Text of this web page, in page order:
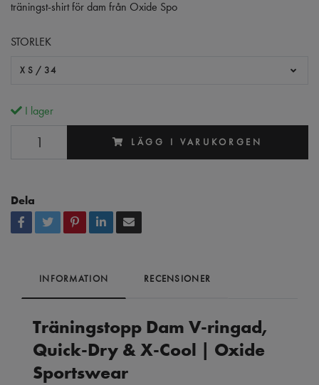
träningst-shirt för dam från Oxide Spo
STORLEK
XS/34
I lager
LÄGG I VARUKORGEN
Dela
INFORMATION RECENSIONER
Träningstopp Dam V-ringad,
Quick-Dry & X-Cool | Oxide
Sportswear